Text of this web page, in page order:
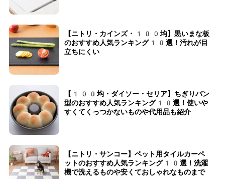
【ニトリ・カインズ・100均】黒いまな板
のおすすめ人気ランキング10選！汚れが目
立ちにくい
【100均・ダイソー・セリア】ちぎりパン
型のおすすめ人気ランキング10選！使いや
すくてくっつかないものや代用品も紹介
【ニトリ・サンコー】ペット用タイルカーペ
ットのおすすめ人気ランキング10選！洗濯
機で洗えるものや安くておしゃれなものまで